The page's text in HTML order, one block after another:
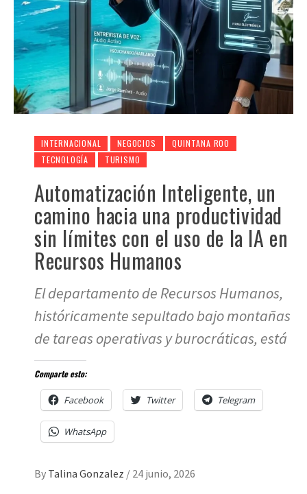
INTERNACIONAL NEGOCIOS
QUINTANA ROO
TECNOLOGÍA
TURISMO
Automatización Inteligente, un
camino hacia una productividad
sin límites con el uso de la IA en
Recursos Humanos
El departamento de Recursos Humanos,
históricamente sepultado bajo montañas
de tareas operativas y burocráticas, está
Comparte esto:
Facebook Twitter Telegram
WhatsApp
By Talina Gonzalez / 24 junio, 2026